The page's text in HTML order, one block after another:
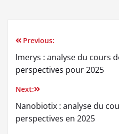
Navigation
de
l’article
Previous:
Imerys : analyse du cours
perspectives pour 2025
Next:
Nanobiotix : analyse du
perspectives en 2025